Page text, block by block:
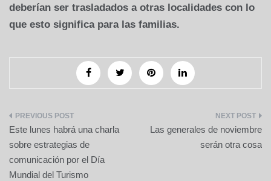
deberían ser trasladados a otras localidades con lo
que esto significa para las familias.
Navegación
de
entradas
Este lunes habrá una charla
sobre estrategias de
comunicación por el Día
Mundial del Turismo
Las generales de noviembre
serán otra cosa